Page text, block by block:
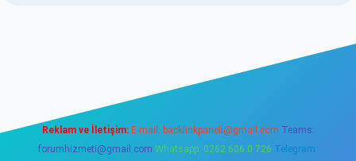
Reklam ve İletişim: E-mail: backlinkpaneli@gmail.com Teams:
forumhizmeti@gmail.com Whatsapp: 0262 606 0 726 Telegram: